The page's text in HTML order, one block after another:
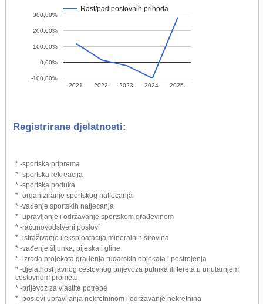
Rast/pad poslovnih prihoda
2021. 2022. 2023. 2024. 2025.
-100,00%
0,00%
100,00%
200,00%
300,00%
Registrirane djelatnosti:
* -sportska priprema
* -sportska rekreacija
* -sportska poduka
* -organiziranje sportskog natjecanja
* -vađenje sportskih natjecanja
* -upravljanje i održavanje sportskom građevinom
* -računovodstveni poslovi
* -istraživanje i eksploatacija mineralnih sirovina
* -vađenje šljunka, pijeska i gline
* -izrada projekata građenja rudarskih objekata i postrojenja
* -djelatnost javnog cestovnog prijevoza putnika ili tereta u unutarnjem
cestovnom prometu
* -prijevoz za vlastite potrebe
* -poslovi upravljanja nekretninom i održavanje nekretnina